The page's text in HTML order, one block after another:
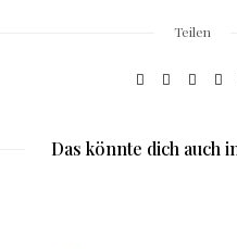
Teilen
Das könnte dich auch